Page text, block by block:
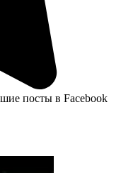
посты в Facebook